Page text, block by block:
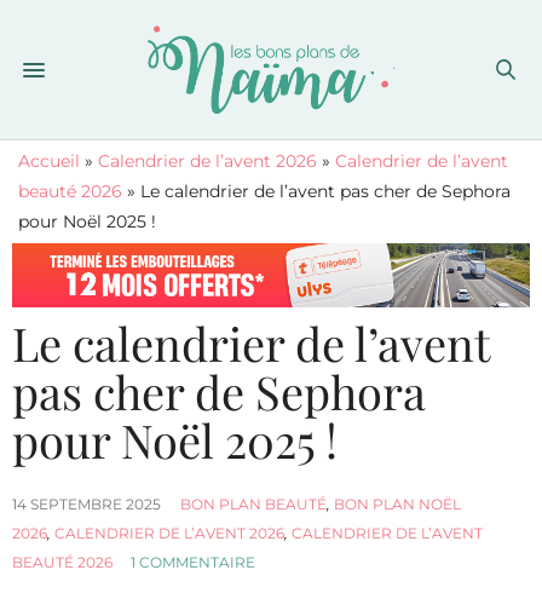
Accueil » Calendrier de l’avent 2026 » Calendrier de l’avent
beauté 2026 » Le calendrier de l’avent pas cher de Sephora
pour Noël 2025 !
Le calendrier de l’avent
pas cher de Sephora
pour Noël 2025 !
14 SEPTEMBRE 2025 BON PLAN BEAUTÉ, BON PLAN NOËL
2026, CALENDRIER DE L’AVENT 2026, CALENDRIER DE L’AVENT
BEAUTÉ 2026
1 COMMENTAIRE